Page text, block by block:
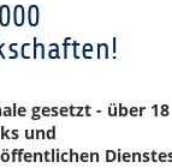
gesetzt - über 18
und